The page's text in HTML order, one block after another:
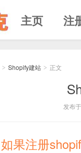
主页 注
> Shopify建站 > 正文
发布
如果注册